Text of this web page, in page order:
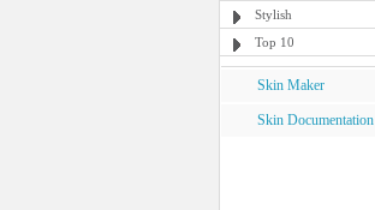
Stylish
Top 10
Skin Maker
Skin Documentation